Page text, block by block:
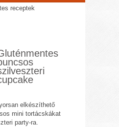
receptek
elkészíthető
mini tortácskákat
party-ra.